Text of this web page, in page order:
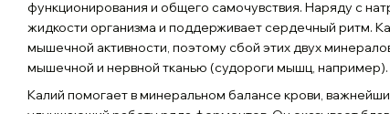
функционирования и общего самочувствия. Наряду с
жидкости организма и поддерживает сердечный ритм.
мышечной активности, поэтому сбой этих двух
мышечной и нервной тканью (судороги мышц, например).
Калий помогает в минеральном балансе крови,